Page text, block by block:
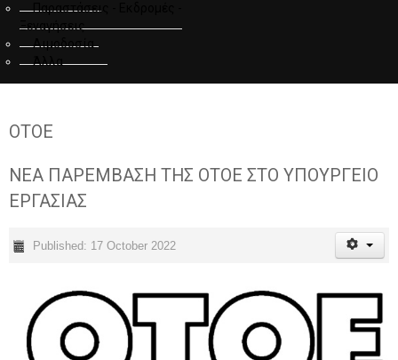
Παραστάσεις - Εκδρομές -
Ξεναγήσεις
Αιμοδοσία
Άλλα
ΟΤΟΕ
ΝΕΑ ΠΑΡΕΜΒΑΣΗ ΤΗΣ ΟΤΟΕ ΣΤΟ ΥΠΟΥΡΓΕΙΟ
ΕΡΓΑΣΙΑΣ
Published: 17 October 2022